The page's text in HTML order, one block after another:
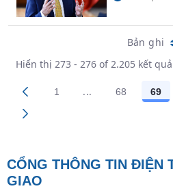
Bản ghi
Hiển thị 273 - 276 of 2.205 kết
Các trang trên cổng
1 ...Trang trung gian
Các trang
68 69
CỔNG THÔNG TIN ĐIỆN
GIAO